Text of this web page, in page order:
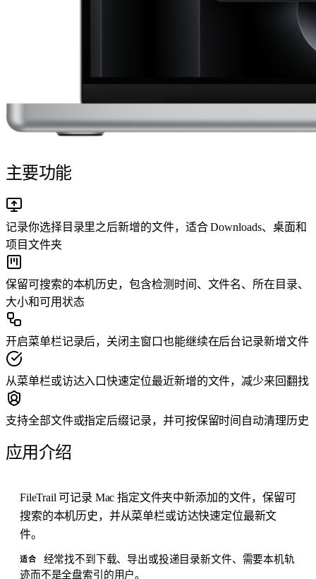
主要功能
记录你选择目录里之后新增的文件，适合 Downloads、桌面和
项目文件夹
保留可搜索的本机历史，包含检测时间、文件名、所在目录、
大小和可用状态
开启菜单栏记录后，关闭主窗口也能继续在后台记录新增文件
从菜单栏或访达入口快速定位最近新增的文件，减少来回翻找
支持全部文件或指定后缀记录，并可按保留时间自动清理历史
应用介绍
FileTrail 可记录 Mac 指定文件夹中新添加的文件，保留可
搜索的本机历史，并从菜单栏或访达快速定位最新文
件。
适合
经常找不到下载、导出或投递目录新文件、需要本机轨
迹而不是全盘索引的用户。